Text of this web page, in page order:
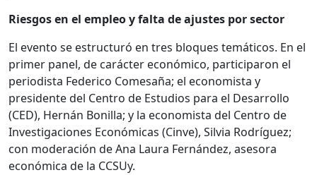
Riesgos en el empleo y falta de ajustes por sector
El evento se estructuró en tres bloques temáticos. En el
primer panel, de carácter económico, participaron el
periodista Federico Comesaña; el economista y
presidente del Centro de Estudios para el Desarrollo
(CED), Hernán Bonilla; y la economista del Centro de
Investigaciones Económicas (Cinve), Silvia Rodríguez;
con moderación de Ana Laura Fernández, asesora
económica de la CCSUy.